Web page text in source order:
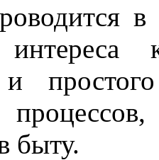
и
быту.